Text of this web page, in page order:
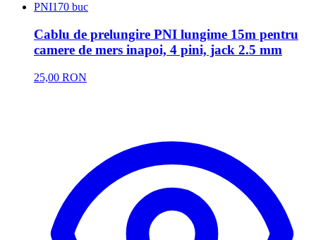
PNI170 buc
Cablu de prelungire PNI lungime 15m pentru
camere de mers inapoi, 4 pini, jack 2.5 mm
25,00 RON